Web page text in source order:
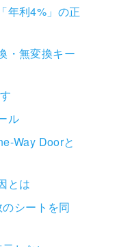
年利4%」の正
・無変換キー
ル
Way Doorと
とは
シートを同